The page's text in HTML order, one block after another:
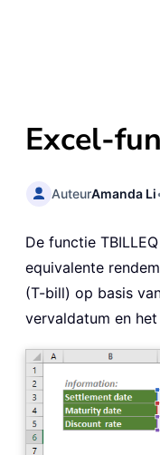
Excel-
AuteurAmanda Li
De functie
equivalente
(T-bill) op basis
vervaldatum en